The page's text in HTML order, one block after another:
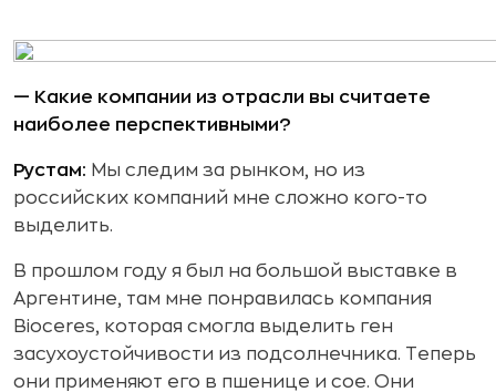
— Какие компании из отрасли вы считаете
наиболее перспективными?
Рустам: Мы следим за рынком, но из
российских компаний мне сложно кого-то
выделить.
В прошлом году я был на большой выставке в
Аргентине, там мне понравилась компания
Bioceres, которая смогла выделить ген
засухоустойчивости из подсолнечника. Теперь
они применяют его в пшенице и сое. Они